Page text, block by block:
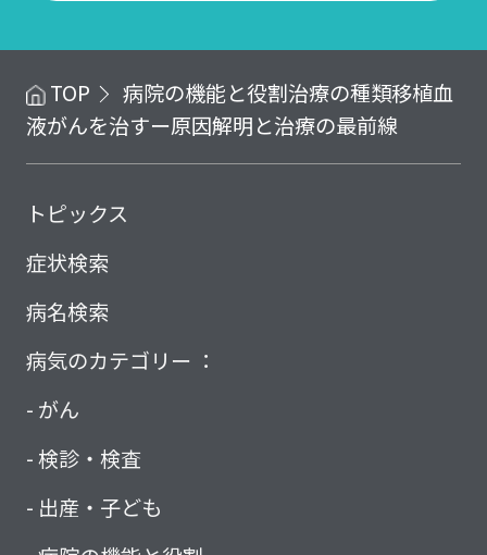
TOP 病院の機能と役割治療の種類移植血
液がんを治すー原因解明と治療の最前線
トピックス
症状検索
病名検索
病気のカテゴリー ：
がん
検診・検査
出産・子ども